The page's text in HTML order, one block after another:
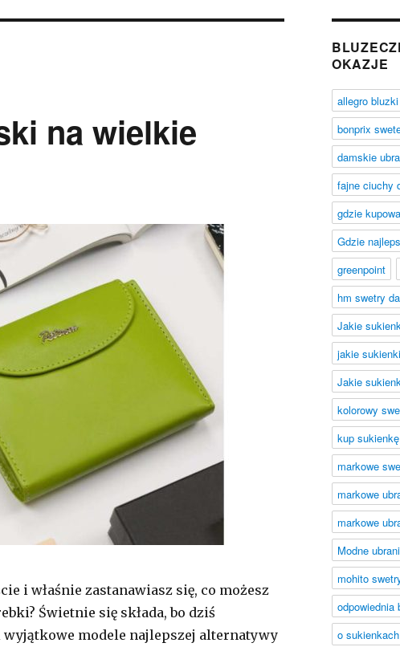
na wielkie
i właśnie zastanawiasz się, co możesz
Świetnie się składa, bo dziś
modele najlepszej alternatywy
OKAZJE
allegro bluzki
bonprix
damskie
fajne ciuchy
gdzie
Gdzie
greenpoint
hm swetry
Jakie
jakie
Jakie
kolorowy
kup
markowe
markowe
markowe
Modne
mohito
odpowiednia
o